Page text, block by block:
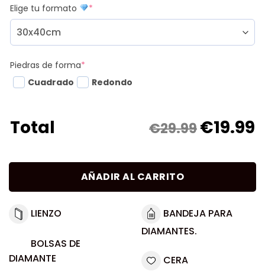
Elige tu formato *
Piedras de forma*
Cuadrado
Redondo
Total €29.99€19.99
AÑADIR AL CARRITO
LIENZO
BOLSAS DE
DIAMANTE
BANDEJA PARA
DIAMANTES.
CERA